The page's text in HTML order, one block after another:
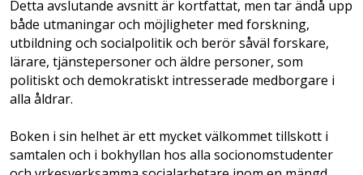
Detta avslutande avsnitt är kortfattat, men tar ändå upp
både utmaningar och möjligheter med forskning,
utbildning och socialpolitik och berör såväl forskare,
lärare, tjänstepersoner och äldre personer, som
politiskt och demokratiskt intresserade medborgare i
alla åldrar.
Boken i sin helhet är ett mycket välkommet tillskott i
samtalen och i bokhyllan hos alla socio­nomstudenter